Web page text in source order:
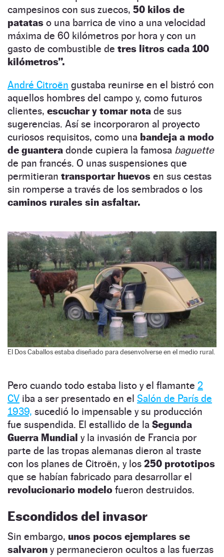
campesinos con sus zuecos, 50 kilos de
patatas o una barrica de vino a una velocidad
máxima de 60 kilómetros por hora y con un
gasto de combustible de tres litros cada 100
kilómetros”.
André Citroën gustaba reunirse en el bistró con
aquellos hombres del campo y, como futuros
clientes, escuchar y tomar nota de sus
sugerencias. Así se incorporaron al proyecto
curiosos requisitos, como una bandeja a modo
de guantera donde cupiera la famosa baguette
de pan francés. O unas suspensiones que
permitieran transportar huevos en sus cestas
sin romperse a través de los sembrados o los
caminos rurales sin asfaltar.
El Dos Caballos estaba diseñado para desenvolverse en el medio rural.
Pero cuando todo estaba listo y el flamante 2
CV iba a ser presentado en el Salón de París de
1939, sucedió lo impensable y su producción
fue suspendida. El estallido de la Segunda
Guerra Mundial y la invasión de Francia por
parte de las tropas alemanas dieron al traste
con los planes de Citroën, y los 250 prototipos
que se habían fabricado para desarrollar el
revolucionario modelo fueron destruidos.
Escondidos del invasor
Sin embargo, unos pocos ejemplares se
salvaron y permanecieron ocultos a las fuerzas